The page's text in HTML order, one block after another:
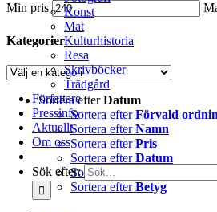
Konst
Mat
Kulturhistoria
Resa
Skrivböcker
Trädgård
Författare
Pressinfo
Aktuellt
Om oss
Sök efter:
Min pris
Kategorier
Sortera efterDatum
Sortera efterFörvald
Sortera efterNamn
Sortera efterPris
Sortera efterDatum
Sortera efter
Sortera efterBetyg